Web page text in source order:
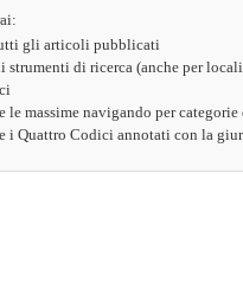
gli articoli pubblicati
strumenti di ricerca (anche per
le massime navigando per
i Quattro Codici annotati con la